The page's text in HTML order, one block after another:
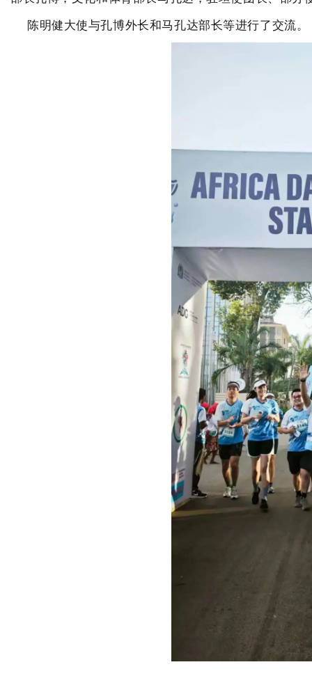
陈明健大使与孔博外长和马孔达部长等进行了交流。